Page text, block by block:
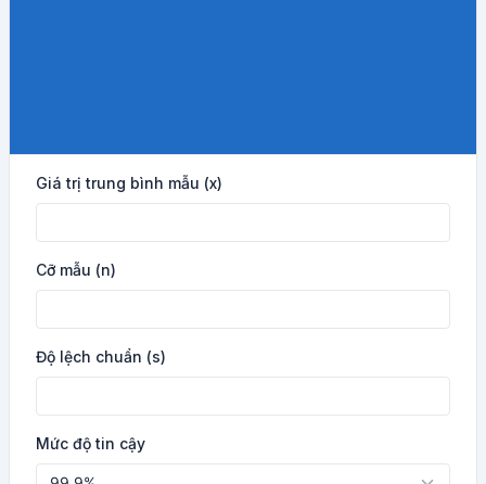
Giá trị trung bình mẫu (x)
Cỡ mẫu (n)
Độ lệch chuẩn (s)
Mức độ tin cậy